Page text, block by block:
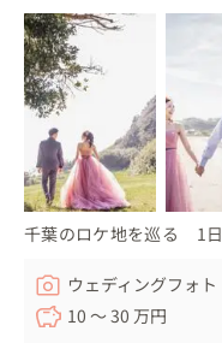
千葉のロケ地を巡る 1
ウェディングフォト
10 〜 30 万円